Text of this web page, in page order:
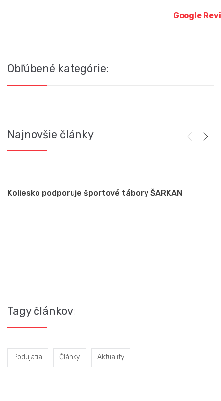
Google
Obľúbené kategórie:
Najnovšie články
Koliesko podporuje športové tábory ŠARKAN
Tagy článkov:
Podujatia Články Aktuality